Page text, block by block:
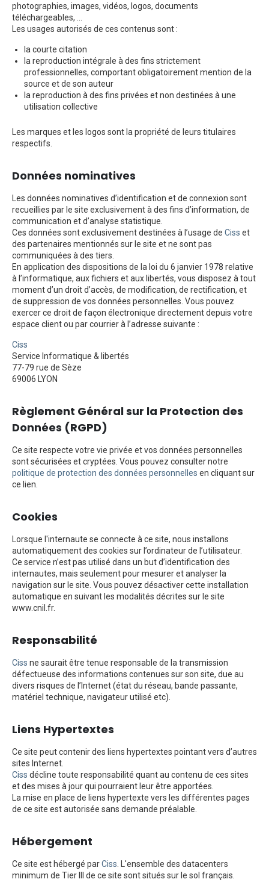
photographies, images, vidéos, logos, documents
téléchargeables, ...
Les usages autorisés de ces contenus sont :
la courte citation
la reproduction intégrale à des fins strictement
professionnelles, comportant obligatoirement mention de la
source et de son auteur
la reproduction à des fins privées et non destinées à une
utilisation collective
Les marques et les logos sont la propriété de leurs titulaires
respectifs.
Données nominatives
Les données nominatives d’identification et de connexion sont
recueillies par le site exclusivement à des fins d’information, de
communication et d’analyse statistique.
Ces données sont exclusivement destinées à l’usage de Ciss et
des partenaires mentionnés sur le site et ne sont pas
communiquées à des tiers.
En application des dispositions de la loi du 6 janvier 1978 relative
à l’informatique, aux fichiers et aux libertés, vous disposez à tout
moment d’un droit d’accès, de modification, de rectification, et
de suppression de vos données personnelles. Vous pouvez
exercer ce droit de façon électronique directement depuis votre
espace client ou par courrier à l’adresse suivante :
Ciss
Service Informatique & libertés
77-79 rue de Sèze
69006 LYON
Règlement Général sur la Protection des
Données (RGPD)
Ce site respecte votre vie privée et vos données personnelles
sont sécurisées et cryptées. Vous pouvez consulter notre
politique de protection des données personnelles en cliquant sur
ce lien.
Cookies
Lorsque l'internaute se connecte à ce site, nous installons
automatiquement des cookies sur l’ordinateur de l’utilisateur.
Ce service n’est pas utilisé dans un but d’identification des
internautes, mais seulement pour mesurer et analyser la
navigation sur le site. Vous pouvez désactiver cette installation
automatique en suivant les modalités décrites sur le site
www.cnil.fr.
Responsabilité
Ciss ne saurait être tenue responsable de la transmission
défectueuse des informations contenues sur son site, due au
divers risques de l’Internet (état du réseau, bande passante,
matériel technique, navigateur utilisé etc).
Liens Hypertextes
Ce site peut contenir des liens hypertextes pointant vers d’autres
sites Internet.
Ciss décline toute responsabilité quant au contenu de ces sites
et des mises à jour qui pourraient leur être apportées.
La mise en place de liens hypertexte vers les différentes pages
de ce site est autorisée sans demande préalable.
Hébergement
Ce site est hébergé parCiss . L'ensemble des datacenters
minimum de Tier III de ce site sont situés sur le sol français.